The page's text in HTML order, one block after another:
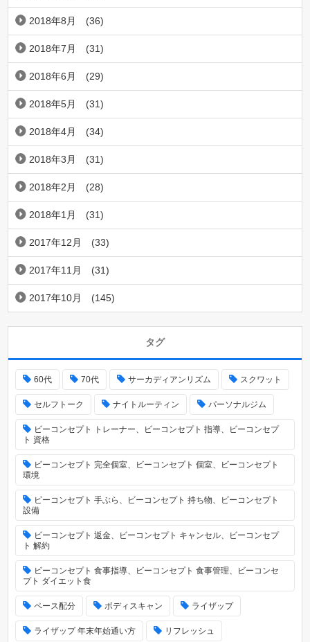
2018年8月 (36)
2018年7月 (31)
2018年6月 (29)
2018年5月 (31)
2018年4月 (34)
2018年3月 (31)
2018年2月 (28)
2018年1月 (31)
2017年12月 (33)
2017年11月 (31)
2017年10月 (145)
タグ
60代 70代 サーカディアンリズム スクワット
セルフトーク ナイトルーティン パーソナルジム
ビーコンセプト トレーナー、ビーコンセプト 指導、ビーコンセプ
ト 資格
ビーコンセプト 完全個室、ビーコンセプト 個室、ビーコンセプト
環境
ビーコンセプト 手ぶら、ビーコンセプト 持ち物、ビーコンセプト
設備
ビーコンセプト 返金、ビーコンセプト キャンセル、ビーコンセプ
ト 解約
ビーコンセプト 食事指導、ビーコンセプト 食事管理、ビーコンセ
プト ダイエット食
ペース配分 ボディスキャン ライザップ
ライザップ 年末年始通い方 リフレッシュ